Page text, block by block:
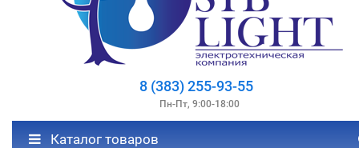
8 (383) 255-93-55
Пн-Пт, 9:00-18:00
Каталог товаров